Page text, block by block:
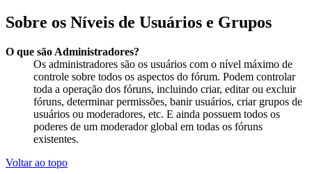
Sobre os Níveis de Usuários e Grupos
O que são Administradores?
Os administradores são os usuários com o nível máximo de
controle sobre todos os aspectos do fórum. Podem controlar
toda a operação dos fóruns, incluindo criar, editar ou excluir
fóruns, determinar permissões, banir usuários, criar grupos de
usuários ou moderadores, etc. E ainda possuem todos os
poderes de um moderador global em todas os fóruns
existentes.
Voltar ao topo